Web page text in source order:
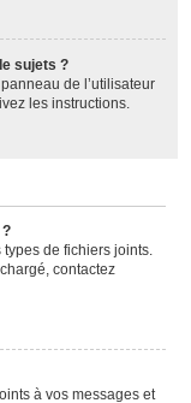
sujets ?
de l’utilisateur
les instructions.
types de fichiers joints.
contactez
à vos messages et